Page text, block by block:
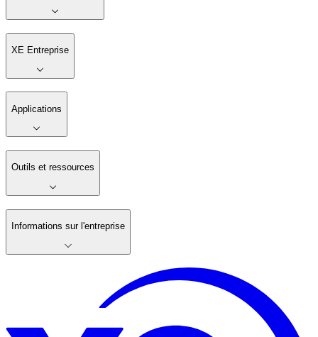
XE Entreprise
Applications
Outils et ressources
Informations sur l'entreprise